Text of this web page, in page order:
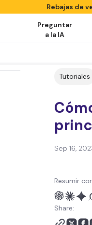
Rebajas de
Preguntar
a la IA
Tutoriales
Sep 16,
Resumir
Share: